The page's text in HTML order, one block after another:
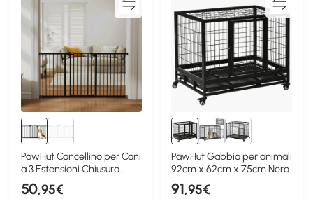
PawHut Cancellino per Cani
a 3 Estensioni Chiusura
Automatica
50,95€
PawHut Gabbia per animali
92cm x 62cm x 75cm Nero
91,95€